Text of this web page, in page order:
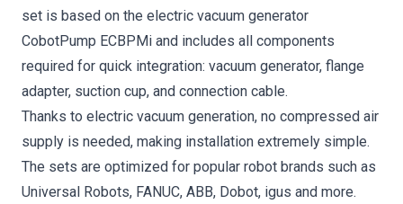
set is based on the electric vacuum generator
CobotPump ECBPMi and includes all components
required for quick integration: vacuum generator, flange
adapter, suction cup, and connection cable.
Thanks to electric vacuum generation, no compressed air
supply is needed, making installation extremely simple.
The sets are optimized for popular robot brands such as
Universal Robots, FANUC, ABB, Dobot, igus and more.